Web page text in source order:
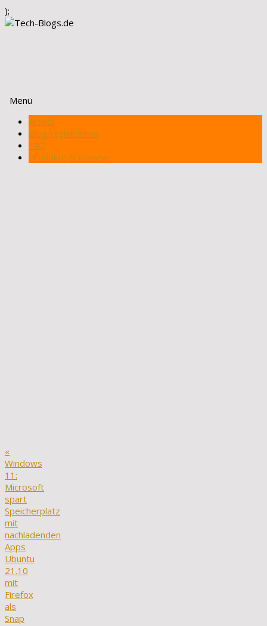
);
Menü
Zum
Inhalt
springen
Artikel
Blog registrieren
FAQ
Produkte & Review
«
Windows
11:
Microsoft
spart
Speicherplatz
mit
nachladenden
Apps
Ubuntu
21.10
mit
Firefox
als
Snap